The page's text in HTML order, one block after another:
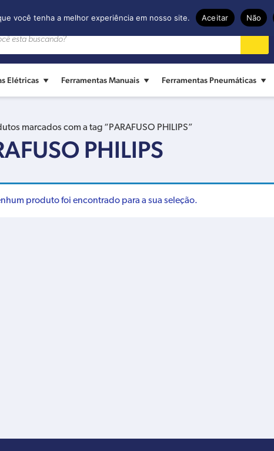
Elétricas Ferramentas Manuais Ferramentas Pneumáticas
marcados com a tag “PARAFUSO PHILIPS”
PHILIPS
produto foi encontrado para a sua seleção.
você tenha a melhor experiência em nosso site. Aceitar Não